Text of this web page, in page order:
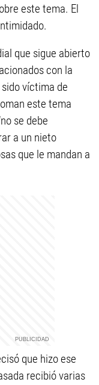
este tema. El
que sigue abierto
con la
víctima de
este tema
se debe
a un nieto
que le mandan a
que hizo ese
recibió varias